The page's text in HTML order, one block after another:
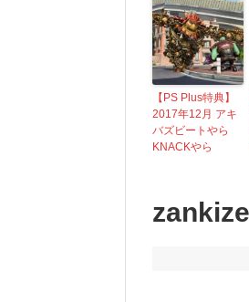
【PS Plus特典】
2017年12月 アキ
バズビートやら
KNACKやら